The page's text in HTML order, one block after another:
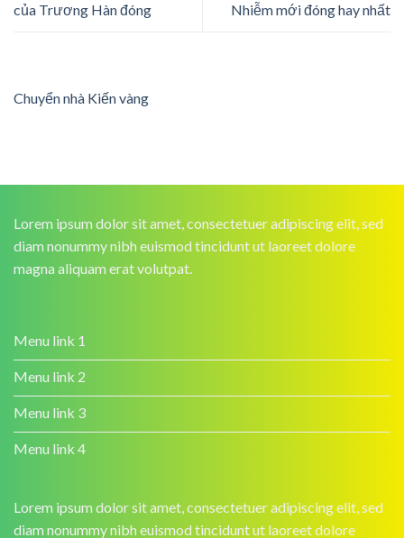
của Trương Hàn đóng
Nhiễm mới đóng hay nhất
Chuyển nhà Kiến vàng
Lorem ipsum dolor sit amet, consectetuer adipiscing elit, sed
diam nonummy nibh euismod tincidunt ut laoreet dolore
magna aliquam erat volutpat.
Menu link 1
Menu link 2
Menu link 3
Menu link 4
Lorem ipsum dolor sit amet, consectetuer adipiscing elit, sed
diam nonummy nibh euismod tincidunt ut laoreet dolore